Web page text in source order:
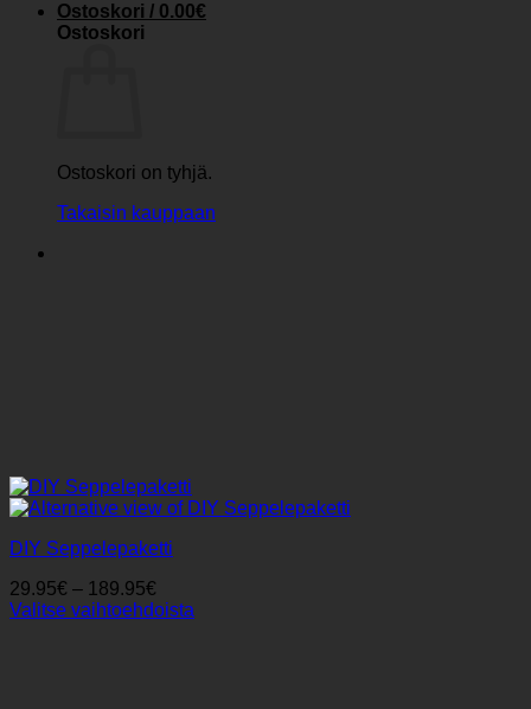
Ostoskori / 0.00€
Ostoskori
Ostoskori on tyhjä.
Takaisin kauppaan
DIY Seppelepaketti
29.95€ – 189.95€
29.95€
Valitse vaihtoehdoista